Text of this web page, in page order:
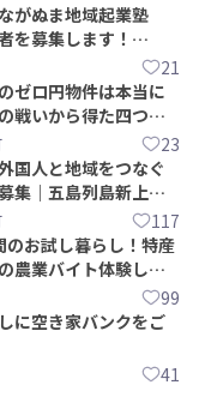
がぬま地域起業塾
を募集します！
21
ゼロ円物件は本当に
戦いから得た四つの
23
国人と地域をつなぐ
集｜五島列島新上五
117
お試し暮らし！特産
農業バイト体験して
99
に空き家バンクをご
41